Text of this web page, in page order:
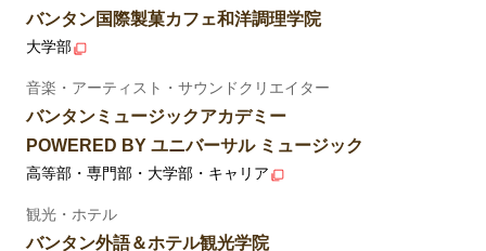
バンタン国際製菓カフェ和洋調理学院
大学部
音楽・アーティスト・サウンドクリエイター
バンタンミュージックアカデミー
POWERED BY ユニバーサル ミュージック
高等部・専門部・大学部・キャリア
観光・ホテル
バンタン外語＆ホテル観光学院